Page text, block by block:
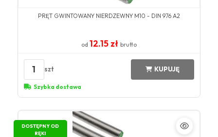
PRĘT GWINTOWANY NIERDZEWNY M10 - DIN 976 A2
od 12.15 zł brutto
1 szt KUPUJĘ
Szybka dostawa
DOSTĘPNY OD
RĘKI